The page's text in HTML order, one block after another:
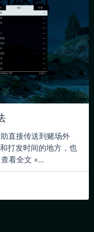
直接传送到赌场外
打发时间的地方，也
看全文 »...